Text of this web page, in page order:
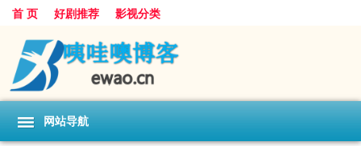
首 页 好剧推荐 影视分类
网站导航